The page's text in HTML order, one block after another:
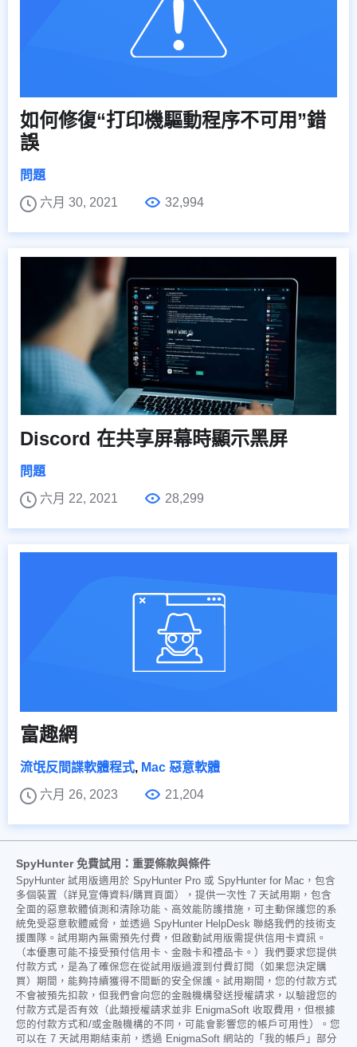
如何修復“打印機驅動程序不可用”錯
誤
問題
六月 30, 2021
32,994
Discord 在共享屏幕時顯示黑屏
問題
六月 22, 2021
28,299
富趣網
流氓反間諜軟體程式, Mac 惡意軟體
六月 26, 2023
21,204
SpyHunter 免費試用：重要條款與條件
SpyHunter 試用版適用於 SpyHunter Pro 或 SpyHunter for Mac，包含
多個裝置（詳見宣傳資料/購買頁面），提供一次性 7 天試用期，包含
全面的惡意軟體偵測和清除功能、高效能防護措施，可主動保護您的系
統免受惡意軟體威脅，並透過 SpyHunter HelpDesk 聯絡我們的技術支
援團隊。試用期內無需預先付費，但啟動試用版需提供信用卡資訊。
（本優惠可能不接受預付信用卡、金融卡和禮品卡。）我們要求您提供
付款方式，是為了確保您在從試用版過渡到付費訂閱（如果您決定購
買）期間，能夠持續獲得不間斷的安全保護。試用期間，您的付款方式
不會被預先扣款，但我們會向您的金融機構發送授權請求，以驗證您的
付款方式是否有效（此類授權請求並非 EnigmaSoft 收取費用，但根據
您的付款方式和/或金融機構的不同，可能會影響您的帳戶可用性）。您
可以在 7 天試用期結束前，透過 EnigmaSoft 網站的「我的帳戶」部分